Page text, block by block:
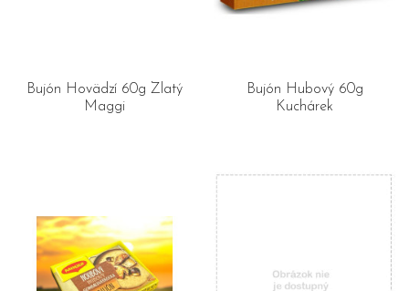
Bujón Hovädzí 60g Zlatý
Maggi
Bujón Hubový 60g
Kuchárek